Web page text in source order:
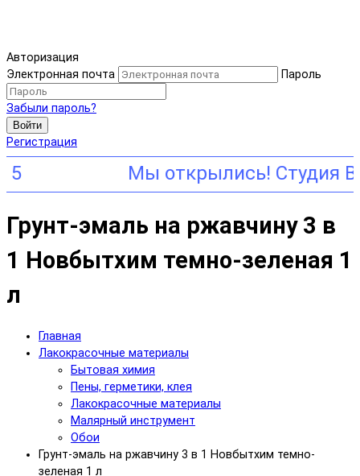
Авторизация
Электронная почта
Пароль
Забыли пароль?
Войти
Регистрация
Грунт-эмаль на ржавчину 3 в
1 Новбытхим темно-зеленая 1
л
Главная
Лакокрасочные материалы
Бытовая химия
Пены, герметики, клея
Лакокрасочные материалы
Малярный инструмент
Обои
Грунт-эмаль на ржавчину 3 в 1 Новбытхим темно-
зеленая 1 л